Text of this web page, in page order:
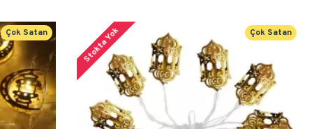
Çok Satan Çok Satan
Stokta Yok